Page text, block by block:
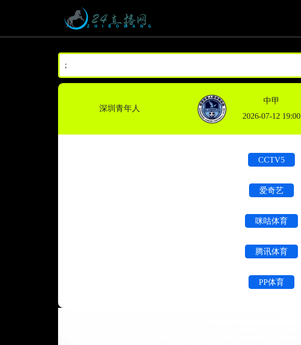
;
深圳青年人
中甲
2026-07-12 19:00
CCTV5
爱奇艺
咪咕体育
腾讯体育
PP体育